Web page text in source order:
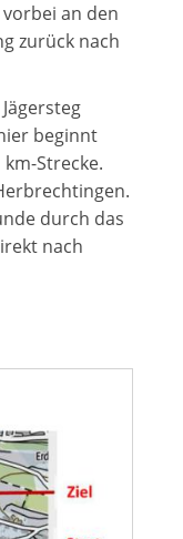
an den
zurück nach
beginnt
Strecke.
durch das
nach